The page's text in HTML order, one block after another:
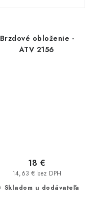
Brzdové obloženie -
ATV 2156
Skladom u dodávateľa
14,63 € bez DPH
18 €